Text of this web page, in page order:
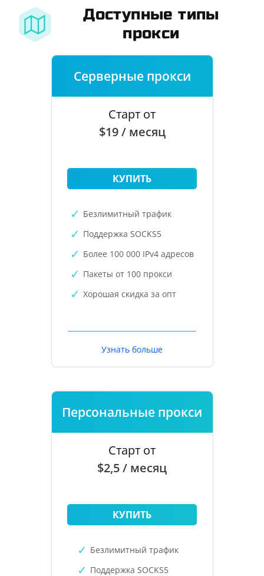
Доступные типы
прокси
Серверные прокси
Старт от
$19 / месяц
КУПИТЬ
Безлимитный трафик
Поддержка SOCKS5
Более 100 000 IPv4 адресов
Пакеты от 100 прокси
Хорошая скидка за опт
Узнать больше
Персональные прокси
Старт от
$2,5 / месяц
КУПИТЬ
Безлимитный трафик
Поддержка SOCKS5